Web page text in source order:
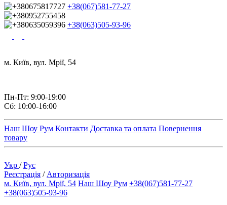
+38(067)581-77-27
+38(063)505-93-96
м. Київ, вул. Мрії, 54
Пн-Пт: 9:00-19:00
Сб: 10:00-16:00
Наш Шоу Рум Контакти Доставка та оплата Повернення
товару
Укр /Рус
Реєстрація / Авторизація
м. Київ, вул. Мрії, 54 Наш Шоу Рум +38(067)581-77-27
+38(063)505-93-96